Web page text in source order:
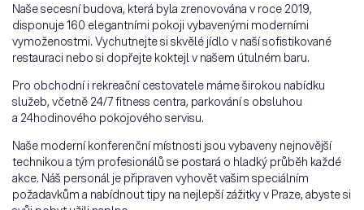
Naše secesní budova, která byla zrenovována v roce 2019,
disponuje 160 elegantními pokoji vybavenými moderními
vymoženostmi. Vychutnejte si skvělé jídlo v naší sofistikované
restauraci nebo si dopřejte koktejl v našem útulném baru.
Pro obchodní i rekreační cestovatele máme širokou nabídku
služeb, včetně 24/7 fitness centra, parkování s obsluhou
a 24hodinového pokojového servisu.
Naše moderní konferenční místnosti jsou vybaveny nejnovější
technikou a tým profesionálů se postará o hladký průběh každé
akce. Náš personál je připraven vyhovět vašim speciálním
požadavkům a nabídnout tipy na nejlepší zážitky v Praze, abyste si